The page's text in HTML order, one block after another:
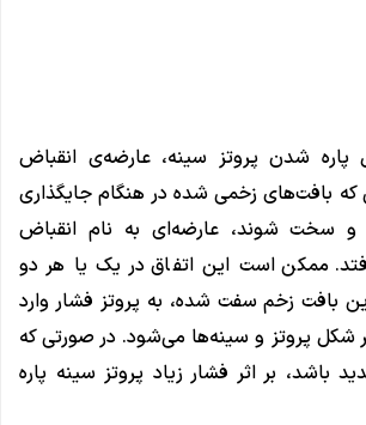
پاره شدن پروتز سینه، عارضه‌ی انقباض
بافت‌های زخمی شده در هنگام جایگذاری
و سخت شوند، عارضه‌ای به نام انقباض
ممکن است این اتفاق در یک یا هر دو
بافت زخم سفت شده، به پروتز فشار وارد
شکل پروتز و سینه‌ها می‌شود. در صورتی که
باشد، بر اثر فشار زیاد پروتز سینه پاره